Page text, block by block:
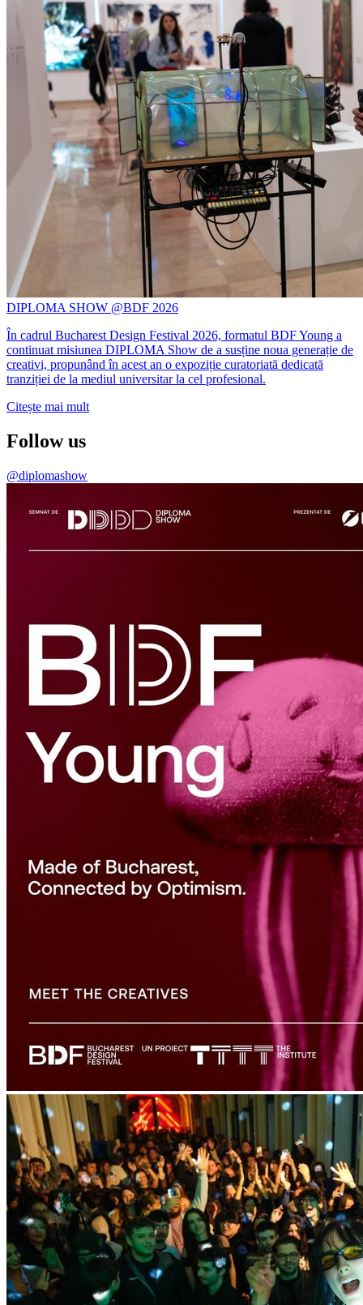
DIPLOMA SHOW @BDF 2026
În cadrul Bucharest Design Festival 2026, formatul BDF Young a
continuat misiunea DIPLOMA Show de a susține noua generație de
creativi, propunând în acest an o expoziție curatoriată dedicată
tranziției de la mediul universitar la cel profesional.
Citește mai mult
Follow us
@diplomashow